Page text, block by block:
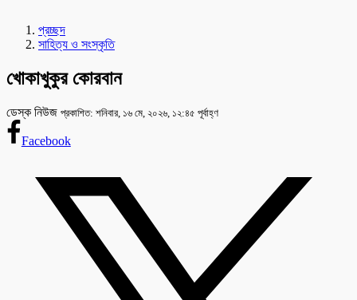
প্রচ্ছদ
সাহিত্য ও সংস্কৃতি
খোকাখুকুর কোরবান
ডেস্ক নিউজ প্রকাশিত: শনিবার, ১৬ মে, ২০২৬, ১২:৪৫ পূর্বাহ্ণ
Facebook